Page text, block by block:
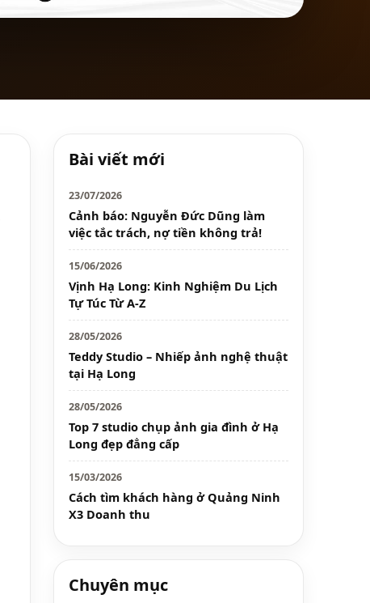
Bài viết mới
23/07/2026
Cảnh báo: Nguyễn Đức Dũng làm
việc tắc trách, nợ tiền không trả!
15/06/2026
Vịnh Hạ Long: Kinh Nghiệm Du Lịch
Tự Túc Từ A-Z
28/05/2026
Teddy Studio – Nhiếp ảnh nghệ thuật
tại Hạ Long
28/05/2026
Top 7 studio chụp ảnh gia đình ở Hạ
Long đẹp đẳng cấp
15/03/2026
Cách tìm khách hàng ở Quảng Ninh
X3 Doanh thu
Chuyên mục